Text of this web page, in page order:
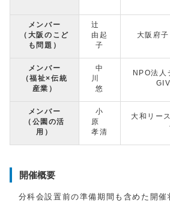
メンバー
（大阪のこど
も問題）
辻
由起
子
大阪府
メンバー
（福祉×伝統
産業）
中
川
悠
NPO法人
メンバー
（公園の活
用）
小
原
孝清
大和リー
開催概要
分科会設置前の準備期間も含めた開催